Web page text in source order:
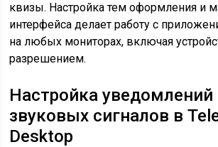
квизы. Настройка тем оформления и
интерфейса делает работу с
на любых мониторах, включая
разрешением.
Настройка уведомлений
звуковых сигналов в
Desktop